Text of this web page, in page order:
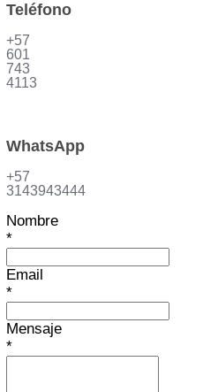
Teléfono
+57
601
743
4113
WhatsApp
+57
3143943444
Nombre
*
Email
*
Mensaje
*